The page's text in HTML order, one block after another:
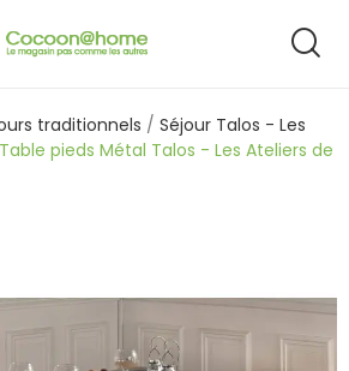
traditionnels
Séjour Talos - Les
Table pieds Métal Talos - Les Ateliers de